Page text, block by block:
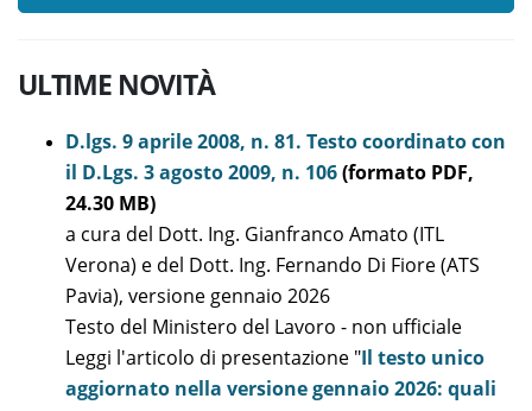
ULTIME NOVITÀ
D.lgs. 9 aprile 2008, n. 81. Testo coordinato con
il D.Lgs. 3 agosto 2009, n. 106(formato PDF,
24.30 MB)
a cura del Dott. Ing. Gianfranco Amato (ITL
Verona) e del Dott. Ing. Fernando Di Fiore (ATS
Pavia), versione gennaio 2026
Testo del Ministero del Lavoro - non ufficiale
Leggi l'articolo di presentazione "Il testo unico
aggiornato nella versione gennaio 2026: quali